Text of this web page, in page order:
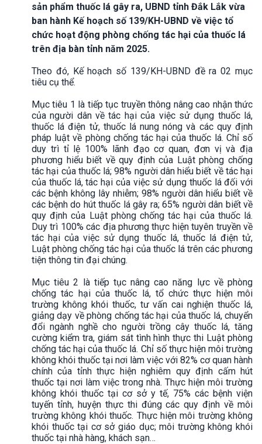
sản phẩm thuốc lá gây ra, UBND tỉnh Đắk Lắk vừa
ban hành Kế hoạch số 139/KH-UBND về việc tổ
chức hoạt động phòng chống tác hại của thuốc lá
trên địa bàn tỉnh năm 2025.
Theo đó, Kế hoạch số 139/KH-UBND đề ra 02 mục
tiêu cụ thể.
Mục tiêu 1 là tiếp tục truyền thông nâng cao nhận thức
của người dân về tác hại của việc sử dụng thuốc lá,
thuốc lá điện tử, thuốc lá nung nóng và các quy định
pháp luật về phòng chống tác hại của thuốc lá. Chỉ số
duy trì tỉ lệ 100% lãnh đạo cơ quan, đơn vị và địa
phương hiểu biết về quy định của Luật phòng chống
tác hại của thuốc lá; 98% người dân hiểu biết về tác hại
của thuốc lá, tác hại của việc sử dụng thuốc lá đối với
các bệnh không lây nhiễm; 98% người dân hiểu biết về
các bệnh do hút thuốc lá gây ra; 65% người dân biết về
quy định của Luật phòng chống tác hại của thuốc lá.
Duy trì 100% các địa phương thực hiện tuyên truyền về
tác hại của việc sử dụng thuốc lá, thuốc lá điện tử,
Luật phòng chống tác hại của thuốc lá trên các phương
tiện thông tin đại chúng.
Mục tiêu 2 là tiếp tục nâng cao năng lực về phòng
chống tác hại của thuốc lá, tổ chức thực hiện môi
trường không khói thuốc, tư vấn cai nghiện thuốc lá,
giảng dạy về phòng chống tác hại của thuốc lá, chuyển
đổi ngành nghề cho người trồng cây thuốc lá, tăng
cường kiểm tra, giám sát tình hình thực thi Luật phòng
chống tác hại của thuốc lá. Chỉ số thực hiện môi trường
không khói thuốc tại nơi làm việc với 82% cơ quan hành
chính của tỉnh thực hiện nghiêm quy định cấm hút
thuốc tại nơi làm việc trong nhà. Thực hiện môi trường
không khói thuốc tại cơ sở y tế, 75% các bệnh viện
tuyến tỉnh, huyện thực thi đúng các quy định về môi
trường không khói thuốc. Thực hiện môi trường không
khói thuốc tại cơ sở giáo dục; môi trường không khói
thuốc tại nhà hàng, khách sạn…